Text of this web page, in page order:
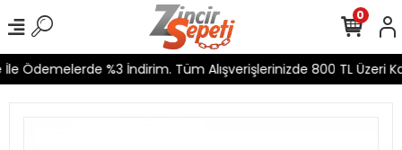
Ödemelerde %3 İndirim. Tüm Alışverişlerinizde 800 TL Üzeri
0